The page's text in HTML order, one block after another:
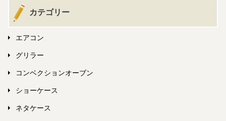
カテゴリー
エアコン
グリラー
コンベクションオーブン
ショーケース
ネタケース